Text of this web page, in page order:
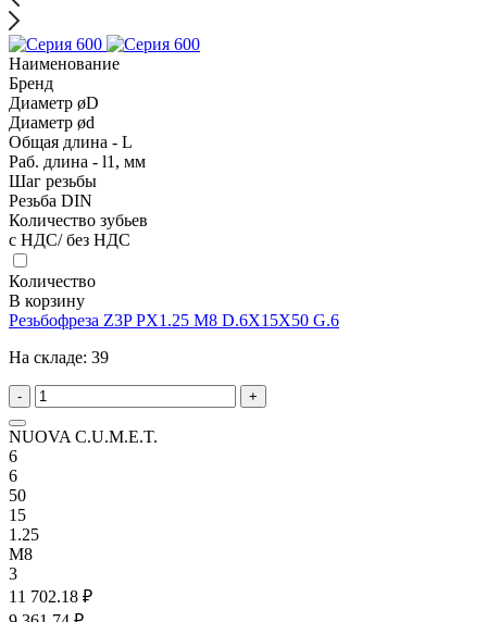
Наименование
Бренд
Диаметр øD
Диаметр ød
Общая длина - L
Раб. длина - l1, мм
Шаг резьбы
Резьба DIN
Количество зубьев
с НДС/ без НДС
Количество
В корзину
Резьбофреза Z3P PX1.25 M8 D.6X15X50 G.6
На складе: 39
- +
NUOVA C.U.M.E.T.
6
6
50
15
1.25
M8
3
11 702.18 ₽